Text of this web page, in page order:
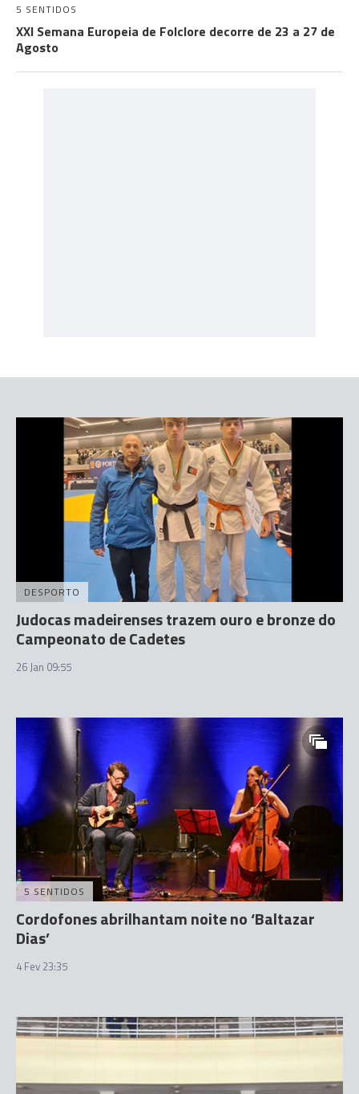
5 SENTIDOS
XXI Semana Europeia de Folclore decorre de 23 a 27 de
Agosto
DESPORTO
Judocas madeirenses trazem ouro e bronze do
Campeonato de Cadetes
26 Jan 09:55
5 SENTIDOS
Cordofones abrilhantam noite no ‘Baltazar
Dias’
4 Fev 23:35